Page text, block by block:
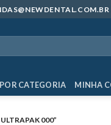
CATEGORIA MINHA
000”